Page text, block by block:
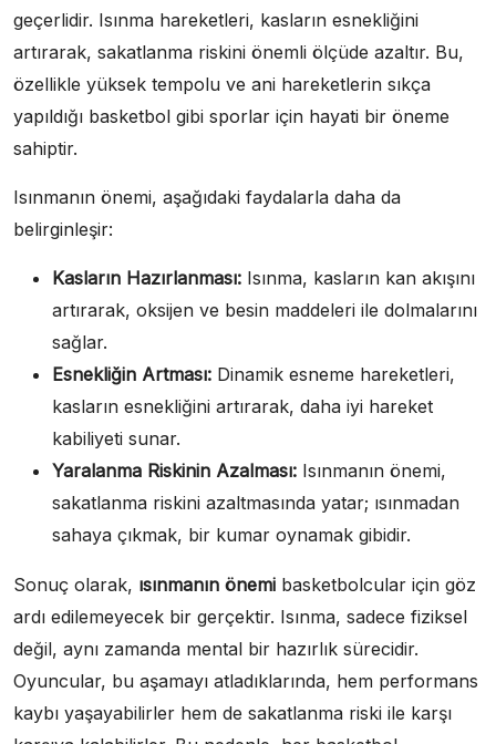
geçerlidir. Isınma hareketleri, kasların esnekliğini
artırarak, sakatlanma riskini önemli ölçüde azaltır. Bu,
özellikle yüksek tempolu ve ani hareketlerin sıkça
yapıldığı basketbol gibi sporlar için hayati bir öneme
sahiptir.
Isınmanın önemi, aşağıdaki faydalarla daha da
belirginleşir:
Kasların Hazırlanması: Isınma, kasların kan akışını
artırarak, oksijen ve besin maddeleri ile dolmalarını
sağlar.
Esnekliğin Artması: Dinamik esneme hareketleri,
kasların esnekliğini artırarak, daha iyi hareket
kabiliyeti sunar.
Yaralanma Riskinin Azalması: Isınmanın önemi,
sakatlanma riskini azaltmasında yatar; ısınmadan
sahaya çıkmak, bir kumar oynamak gibidir.
Sonuç olarak, ısınmanın önemi basketbolcular için göz
ardı edilemeyecek bir gerçektir. Isınma, sadece fiziksel
değil, aynı zamanda mental bir hazırlık sürecidir.
Oyuncular, bu aşamayı atladıklarında, hem performans
kaybı yaşayabilirler hem de sakatlanma riski ile karşı